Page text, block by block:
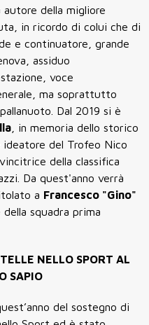
autore della migliore
in ricordo di colui che di
e continuatore, grande
assiduo
voce
ma soprattutto
Dal 2019 si è
, in memoria dello storico
del Trofeo Nico
della classifica
Da quest'anno verrà
a Francesco "Gino"
squadra prima
NELLO SPORT AL
SAPIO
del sostegno di